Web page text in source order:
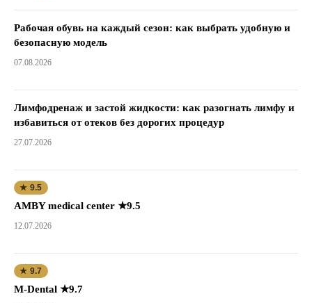
Рабочая обувь на каждый сезон: как выбрать удобную и
безопасную модель
07.08.2026
Лимфодренаж и застой жидкости: как разогнать лимфу и
избавиться от отеков без дорогих процедур
27.07.2026
★ 9.5
AMBY medical center ★9.5
12.07.2026
★ 9.7
M-Dental ★9.7